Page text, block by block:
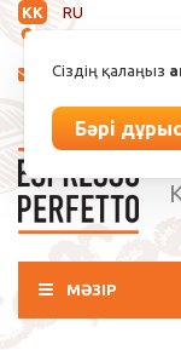
KK
RU
Сіздің қалаңыз
Бәрі
МӘЗІР